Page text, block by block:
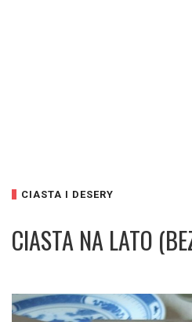
CIASTA I DESERY
CIASTA NA LATO